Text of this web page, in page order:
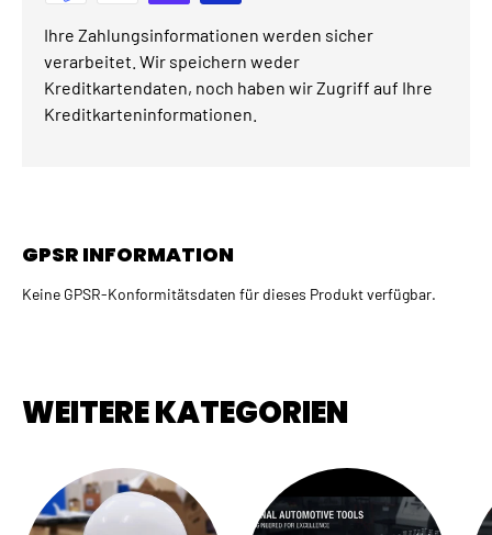
Ihre Zahlungsinformationen werden sicher
verarbeitet. Wir speichern weder
Kreditkartendaten, noch haben wir Zugriff auf Ihre
Kreditkarteninformationen.
GPSR INFORMATION
Keine GPSR-Konformitätsdaten für dieses Produkt verfügbar.
WEITERE KATEGORIEN